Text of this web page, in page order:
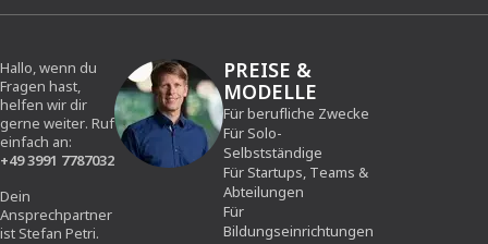
Hallo, wenn du
Fragen hast,
helfen wir dir
gerne weiter. Ruf
einfach an:
+49 3991 7787032
Dein
Ansprechpartner
ist Stefan Petri.
PREISE &
MODELLE
Für berufliche Zwecke
Für Solo-
Selbstständige
Für Startups, Teams &
Abteilungen
Für
Bildungseinrichtungen